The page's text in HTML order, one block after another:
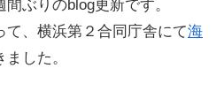
ぶりのblog更新です。
、横浜第２合同庁舎にて海
した。